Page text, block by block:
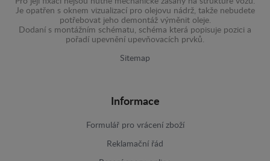
Je opatřen s oknem vizualizací pro olejovu nádrž, takže nebudete
potřebovat jeho demontáž výměnit oleje.
Dodaní s montážním schématu, schéma která popisuje pozici a
pořadí upevnění upevňovacích prvků.
Sitemap
Informace
Formulář pro vrácení zboží
Reklamační řád